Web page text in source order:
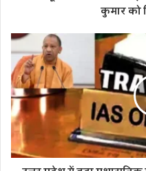
कुमार को